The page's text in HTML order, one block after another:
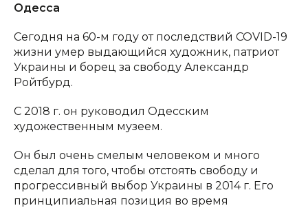
Одесса
Сегодня на 60-м году от последствий COVID-19
жизни умер выдающийся художник, патриот
Украины и борец за свободу Александр
Ройтбурд.
С 2018 г. он руководил Одесским
художественным музеем.
Он был очень смелым человеком и много
сделал для того, чтобы отстоять свободу и
прогрессивный выбор Украины в 2014 г. Его
принципиальная позиция во время